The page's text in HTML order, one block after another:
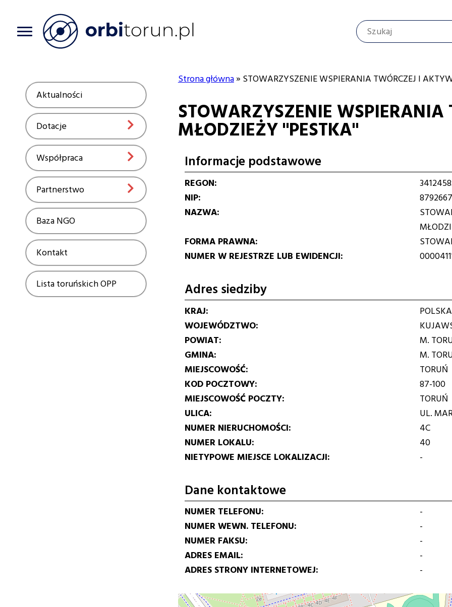
menu
Szukaj
Aktualności Show
Dotacje Show
Współpraca Show
Partnerstwo Show
Baza NGO Show
Kontakt Show
Lista toruńskich OPP Show
nawigacyjna
Strona główna STOWARZYSZENIE WSPIERANIA TWÓRCZEJ I
STOWARZYSZENIE
MŁODZIEŻY "PESTKA"
Informacje podstawowe
REGON
NIP
NAZWA
FORMA PRAWNA
NUMER W REJESTRZE LUB EWIDENCJI
Adres siedziby
KRAJ
POLSKA
WOJEWÓDZTWO
POWIAT
M.
GMINA
M.
MIEJSCOWOŚĆ
TORUŃ
KOD POCZTOWY
87-100
MIEJSCOWOŚĆ POCZTY
TORUŃ
ULICA
UL.
NUMER NIERUCHOMOŚCI
4C
NUMER LOKALU
40
NIETYPOWE MIEJSCE LOKALIZACJI
-
Dane kontaktowe
NUMER TELEFONU
-
NUMER WEWN. TELEFONU
-
NUMER FAKSU
-
ADRES EMAIL
-
ADRES STRONY INTERNETOWEJ
-